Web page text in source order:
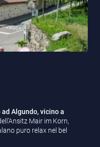
Algundo, vicino a
Mair im Korn,
puro relax nel bel